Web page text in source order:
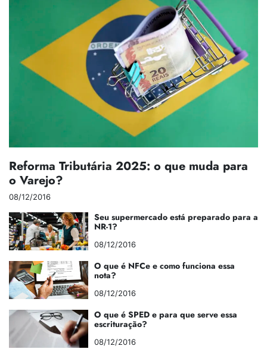
Reforma Tributária 2025: o que muda para
o Varejo?
08/12/2016
Seu supermercado está preparado para a
NR-1?
08/12/2016
O que é NFCe e como funciona essa
nota?
08/12/2016
O que é SPED e para que serve essa
escrituração?
08/12/2016